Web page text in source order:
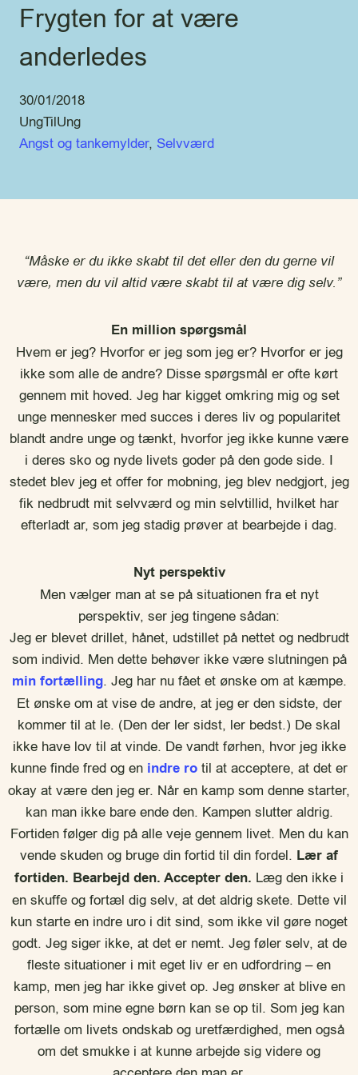
Frygten for at være
anderledes
30/01/2018
UngTilUng
Angst og tankemylder, Selvværd
“Måske er du ikke skabt til det eller den du gerne vil
være, men du vil altid være skabt til at være dig selv.”
En million spørgsmål
Hvem er jeg? Hvorfor er jeg som jeg er? Hvorfor er jeg
ikke som alle de andre? Disse spørgsmål er ofte kørt
gennem mit hoved. Jeg har kigget omkring mig og set
unge mennesker med succes i deres liv og popularitet
blandt andre unge og tænkt, hvorfor jeg ikke kunne være
i deres sko og nyde livets goder på den gode side. I
stedet blev jeg et offer for mobning, jeg blev nedgjort, jeg
fik nedbrudt mit selvværd og min selvtillid, hvilket har
efterladt ar, som jeg stadig prøver at bearbejde i dag.
Nyt perspektiv
Men vælger man at se på situationen fra et nyt
perspektiv, ser jeg tingene sådan:
Jeg er blevet drillet, hånet, udstillet på nettet og nedbrudt
som individ. Men dette behøver ikke være slutningen på
min fortælling. Jeg har nu fået et ønske om at kæmpe.
Et ønske om at vise de andre, at jeg er den sidste, der
kommer til at le. (Den der ler sidst, ler bedst.) De skal
ikke have lov til at vinde. De vandt førhen, hvor jeg ikke
kunne finde fred og en indre ro til at acceptere, at det er
okay at være den jeg er. Når en kamp som denne starter,
kan man ikke bare ende den. Kampen slutter aldrig.
Fortiden følger dig på alle veje gennem livet. Men du kan
vende skuden og bruge din fortid til din fordel. Lær af
fortiden. Bearbejd den. Accepter den. Læg den ikke i
en skuffe og fortæl dig selv, at det aldrig skete. Dette vil
kun starte en indre uro i dit sind, som ikke vil gøre noget
godt. Jeg siger ikke, at det er nemt. Jeg føler selv, at de
fleste situationer i mit eget liv er en udfordring – en
kamp, men jeg har ikke givet op. Jeg ønsker at blive en
person, som mine egne børn kan se op til. Som jeg kan
fortælle om livets ondskab og uretfærdighed, men også
om det smukke i at kunne arbejde sig videre og